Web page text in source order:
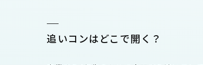
追いコンはどこで開く？